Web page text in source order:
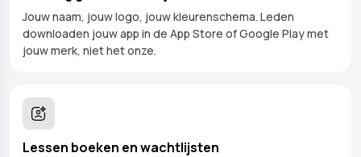
Jouw naam, jouw logo, jouw kleurenschema. Leden
downloaden jouw app in de App Store of Google Play met
jouw merk, niet het onze.
Lessen boeken en wachtlijsten